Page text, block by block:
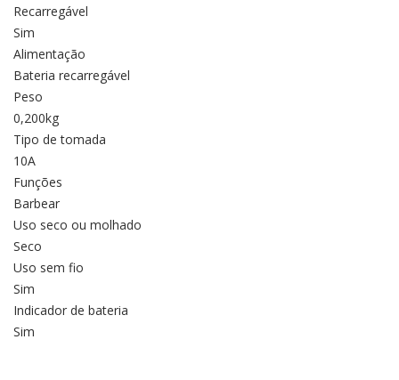
Recarregável
Sim
Alimentação
Bateria recarregável
Peso
0,200kg
Tipo de tomada
10A
Funções
Barbear
Uso seco ou molhado
Seco
Uso sem fio
Sim
Indicador de bateria
Sim